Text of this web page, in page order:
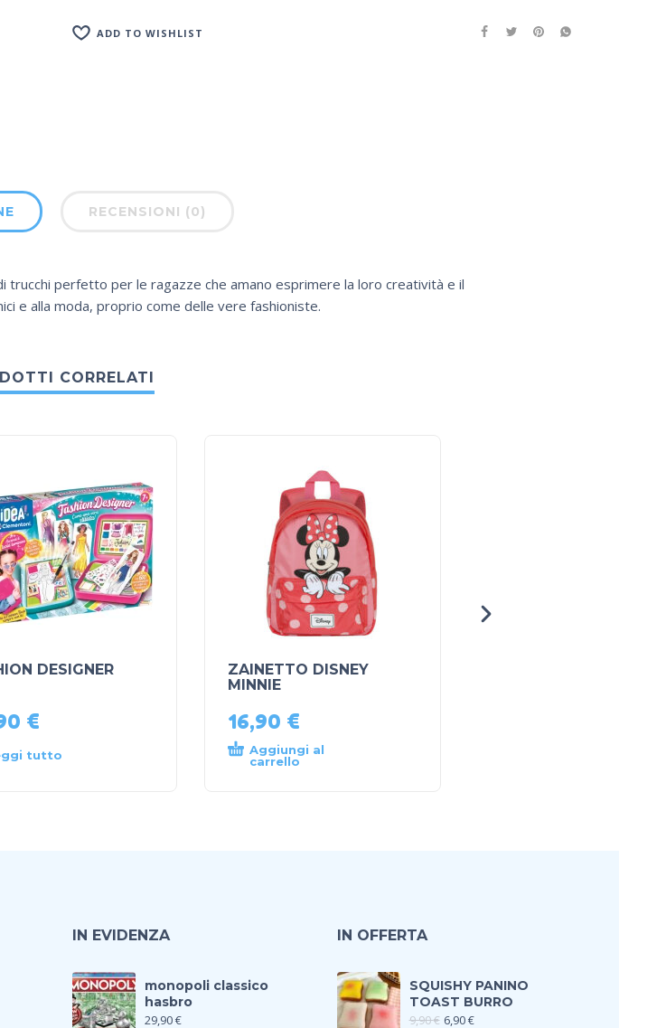
ADD TO WISHLIST
RECENSIONI (0)
trucchi perfetto per le ragazze che amano esprimere la loro creatività e il
e alla moda, proprio come delle vere fashioniste.
CORRELATI
DESIGNER
€
tutto
ZAINETTO DISNEY
MINNIE
16,90 €
Aggiungi al
carrello
IN EVIDENZA
monopoli classico
hasbro
29,90€
IN OFFERTA
SQUISHY PANINO
TOAST BURRO
9,90€ 6,90€